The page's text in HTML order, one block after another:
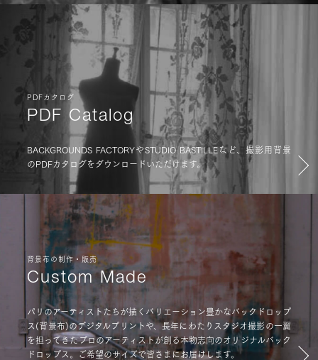
PDFカタログ
PDF Catalog
BACKGROUNDS FACTORYやSTUDIO BASTILLEなど、撮影用背景
のPDFカタログをダウンロードいただけます。
背景布の制作・販売
Custom Made
パリのアーティストたちが描くバリエーション豊かなバックドロップ
ス(背景布)のデジタルプリントや、長年にわたりスタジオ撮影の一翼
を担ってきたプロのアーティストが創る本物志向のオリジナルバック
ドロップス。ご希望のサイズで皆さまにお届けします。